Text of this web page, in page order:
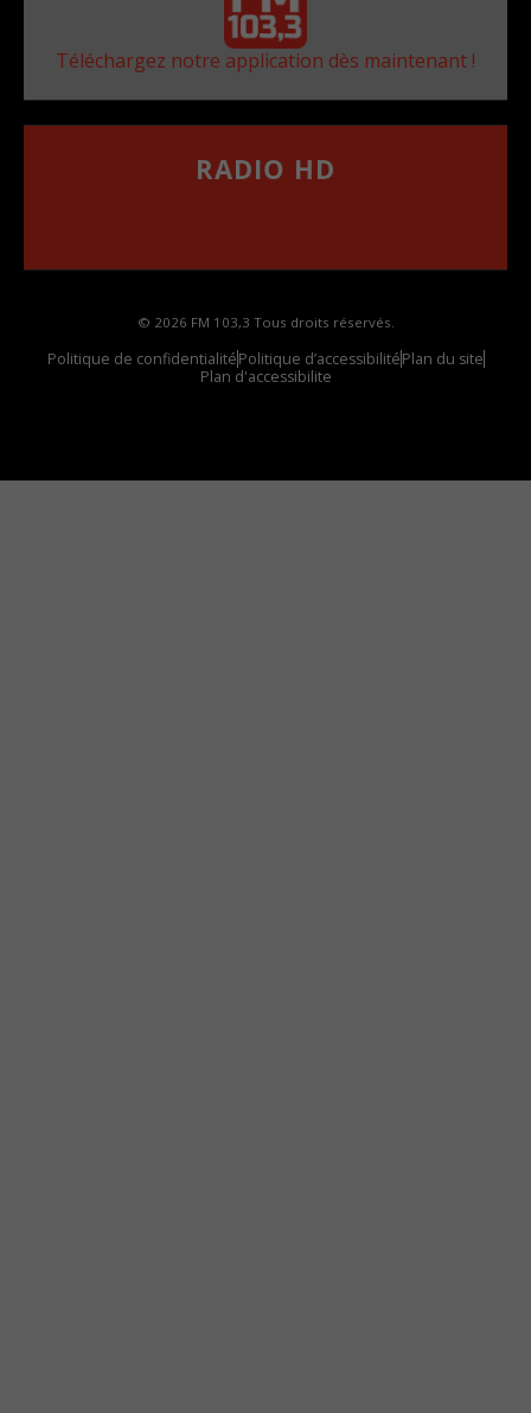
Téléchargez notre application dès maintenant !
RADIO HD
© 2026 FM 103,3 Tous droits réservés.
Politique de confidentialitéPolitique d’accessibilitéPlan du site
Plan d'accessibilite